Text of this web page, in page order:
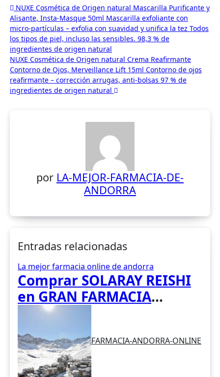
Navegación
de
entradas
NUXE Cosmética de Origen natural Mascarilla Purificante y
Alisante, Insta-Masque 50ml Mascarilla exfoliante con
micro-partículas – exfolia con suavidad y unifica la tez Todos
los tipos de piel, incluso las sensibles. 98,3 % de
ingredientes de origen natural
NUXE Cosmética de Origen natural Crema Reafirmante
Contorno de Ojos, Merveillance Lift 15ml Contorno de ojos
reafirmante – corrección arrugas, anti-bolsas 97 % de
ingredientes de origen natural
por LA-MEJOR-FARMACIA-DE-
ANDORRA
Entradas relacionadas
La mejor farmacia online de andorra
Comprar SOLARAY REISHI
en GRAN FARMACIA
ANDORRA. El hongo Reishi,
cuyo nombre científico es
Ganoderma lucidum, es un
hongo medicinal utilizado
FARMACIA-ANDORRA-ONLINE